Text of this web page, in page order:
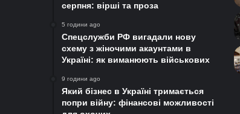
серпня: вірші та проза
5 години ago
Спецслужби РФ вигадали нову
схему з жіночими акаунтами в
Україні: як виманюють військових
9 години ago
Який бізнес в Україні тримається
попри війну: фінансові можливості